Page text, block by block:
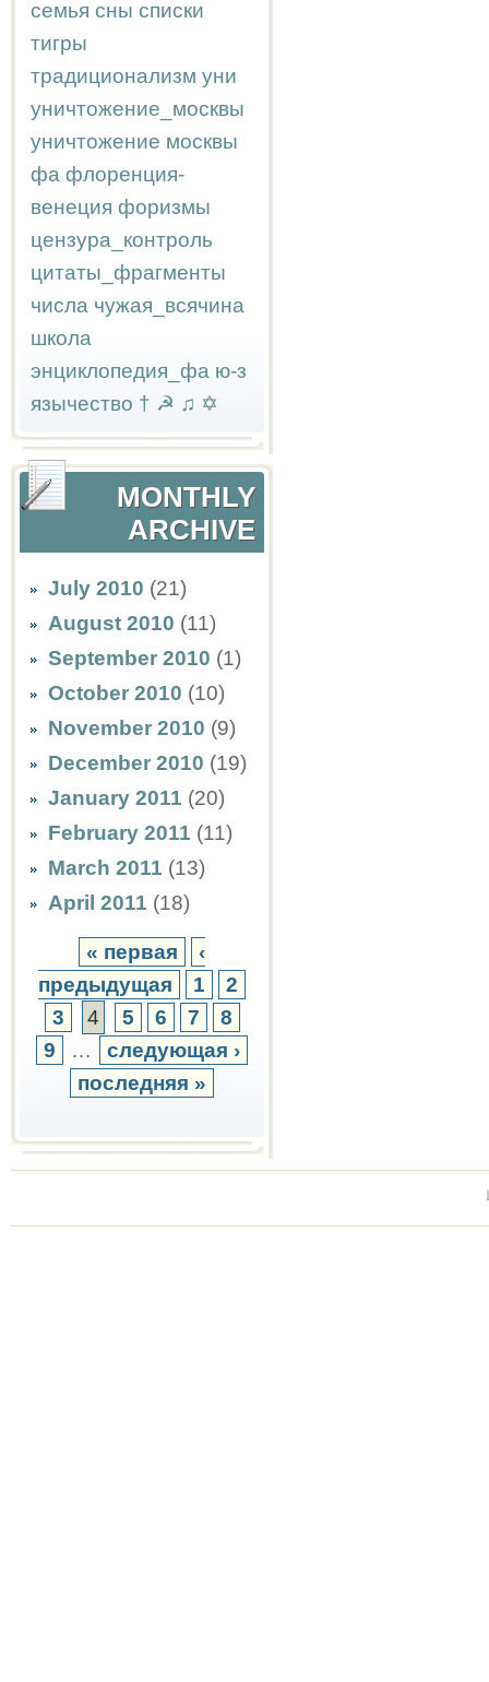
семья сны списки
тигры
традиционализм уни
уничтожение_москвы
уничтожение москвы
фа флоренция-
венеция форизмы
цензура_контроль
цитаты_фрагменты
числа чужая_всячина
школа
энциклопедия_фа ю-з
язычество † ☭ ♫ ✡
MONTHLY
ARCHIVE
July 2010 (21)
August 2010 (11)
September 2010 (1)
October 2010 (10)
November 2010 (9)
December 2010 (19)
January 2011 (20)
February 2011 (11)
March 2011 (13)
April 2011 (18)
« первая
‹
предыдущая
1
2
3
4 5 6 7
8
9
…
следующая ›
последняя »